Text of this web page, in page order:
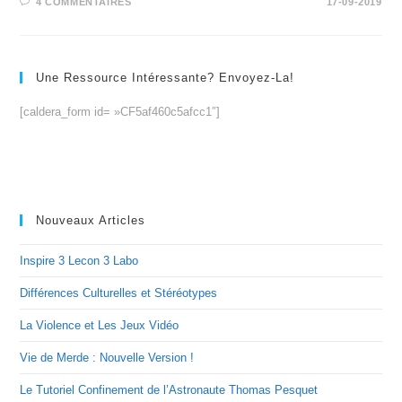
Une Ressource Intéressante? Envoyez-La!
[caldera_form id= »CF5af460c5afcc1″]
Nouveaux Articles
Inspire 3 Lecon 3 Labo
Différences Culturelles et Stéréotypes
La Violence et Les Jeux Vidéo
Vie de Merde : Nouvelle Version !
Le Tutoriel Confinement de l’Astronaute Thomas Pesquet